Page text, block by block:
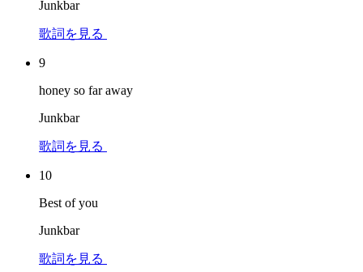
Junkbar
歌詞を見る
9
honey so far away
Junkbar
歌詞を見る
10
Best of you
Junkbar
歌詞を見る